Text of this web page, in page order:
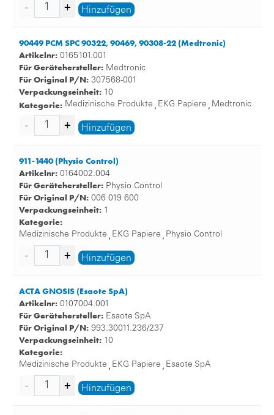
In unserem Onlineshop erhalten Sie neben den
Registrierpapiere für die Erstellung von EEG und CTGs.
Zudem gibt es zahlreiches Mess-Zubehör wie Ultraschall-
Gel, Bettlagenabdeckung, Einweg-Elektroden, EKG
Elektroden und vieles mehr.
Hinzufügen
90449 PCM SPC 90322, 90469, 90308-22 (Medtronic)
Artikelnr: 0165101.001
Für Gerätehersteller: Medtronic
Für Original P/N: 307568-001
Verpackungseinheit: 10
Kategorie: Medizinische Produkte , EKG Papiere , Medtronic
Hinzufügen
911-1440 (Physio Control)
Artikelnr: 0164002.004
Für Gerätehersteller: Physio Control
Für Original P/N: 006 019 600
Verpackungseinheit: 1
Kategorie:
Medizinische Produkte , EKG Papiere , Physio Control
Hinzufügen
ACTA GNOSIS (Esaote SpA)
Artikelnr: 0107004.001
Für Gerätehersteller: Esaote SpA
Für Original P/N: 993.30011.236/237
Verpackungseinheit: 10
Kategorie:
Medizinische Produkte , EKG Papiere , Esaote SpA
Hinzufügen